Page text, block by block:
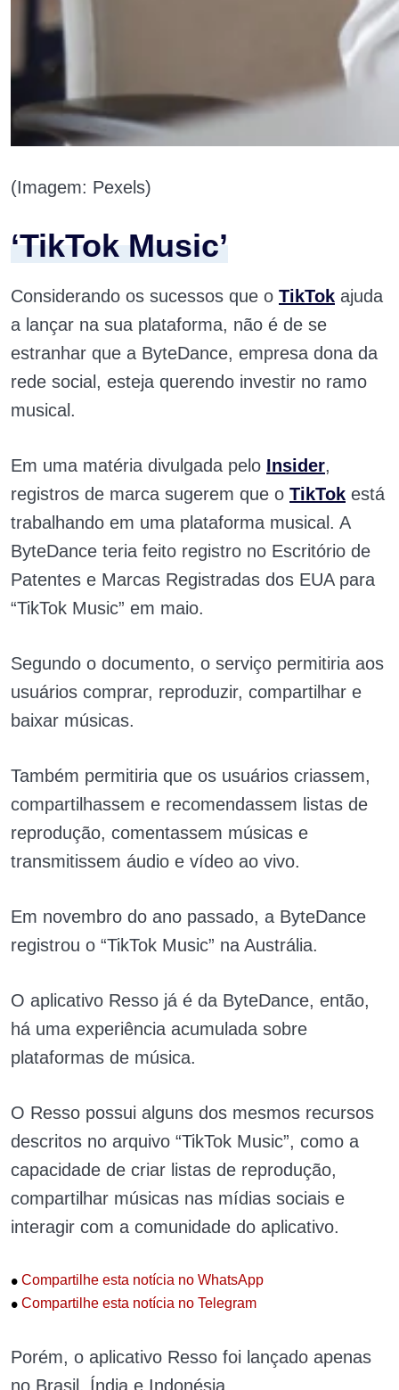
(Imagem: Pexels)
‘TikTok Music’
Considerando os sucessos que o TikTok ajuda
a lançar na sua plataforma, não é de se
estranhar que a ByteDance, empresa dona da
rede social, esteja querendo investir no ramo
musical.
Em uma matéria divulgada pelo Insider,
registros de marca sugerem que o TikTok está
trabalhando em uma plataforma musical. A
ByteDance teria feito registro no Escritório de
Patentes e Marcas Registradas dos EUA para
“TikTok Music” em maio.
Segundo o documento, o serviço permitiria aos
usuários comprar, reproduzir, compartilhar e
baixar músicas.
Também permitiria que os usuários criassem,
compartilhassem e recomendassem listas de
reprodução, comentassem músicas e
transmitissem áudio e vídeo ao vivo.
Em novembro do ano passado, a ByteDance
registrou o “TikTok Music” na Austrália.
O aplicativo Resso já é da ByteDance, então,
há uma experiência acumulada sobre
plataformas de música.
O Resso possui alguns dos mesmos recursos
descritos no arquivo “TikTok Music”, como a
capacidade de criar listas de reprodução,
compartilhar músicas nas mídias sociais e
interagir com a comunidade do aplicativo.
• Compartilhe esta notícia no WhatsApp
• Compartilhe esta notícia no Telegram
Porém, o aplicativo Resso foi lançado apenas
no Brasil, Índia e Indonésia.